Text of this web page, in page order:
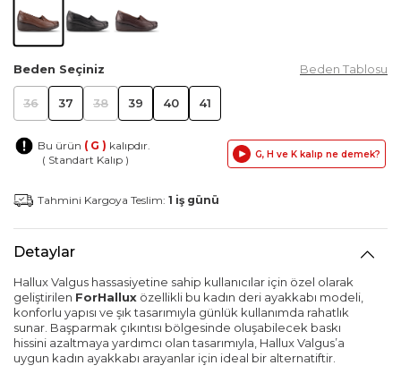
Beden Seçiniz Beden Tablosu
36 37 38 39 40 41
Bu ürün ( G ) kalıpdır.
( Standart Kalıp )
G, H ve K kalıp ne demek?
Tahmini Kargoya Teslim: 1 iş günü
Detaylar
Hallux Valgus hassasiyetine sahip kullanıcılar için özel olarak
geliştirilen ForHallux özellikli bu kadın deri ayakkabı modeli,
konforlu yapısı ve şık tasarımıyla günlük kullanımda rahatlık
sunar. Başparmak çıkıntısı bölgesinde oluşabilecek baskı
hissini azaltmaya yardımcı olan tasarımıyla, Hallux Valgus’a
uygun kadın ayakkabı arayanlar için ideal bir alternatiftir.